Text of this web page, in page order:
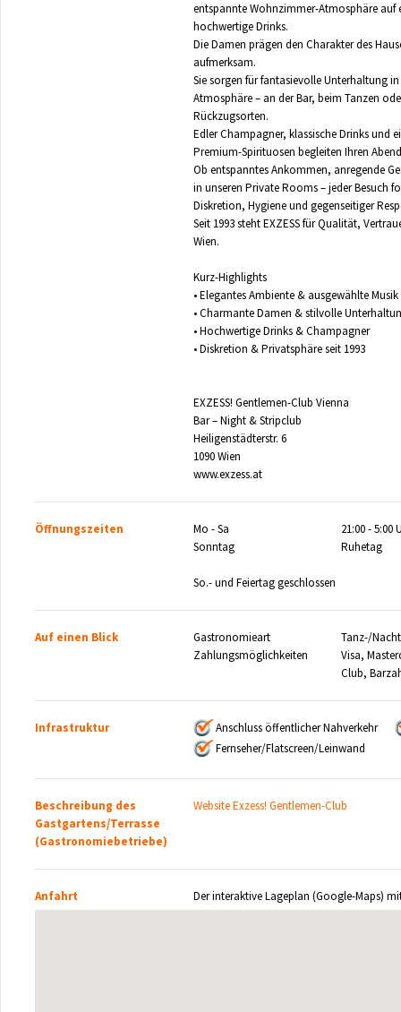
entspannte Wohnzimmer-Atmosphäre auf
hochwertige Drinks.
Die Damen prägen den Charakter des
aufmerksam.
Sie sorgen für fantasievolle Unterhaltung
Atmosphäre – an der Bar, beim Tanzen
Rückzugsorten.
Edler Champagner, klassische Drinks und
Premium-Spirituosen begleiten Ihren
Ob entspanntes Ankommen, anregende
in unseren Private Rooms – jeder Besuch
Diskretion, Hygiene und gegenseitiger
Seit 1993 steht EXZESS für Qualität,
Wien.
Kurz-Highlights
• Elegantes Ambiente & ausgewählte Musik
• Charmante Damen & stilvolle
• Hochwertige Drinks & Champagner
• Diskretion & Privatsphäre seit 1993
EXZESS! Gentlemen-Club Vienna
Bar – Night & Stripclub
Heiligenstädterstr. 6
1090 Wien
www.exzess.at
Öffnungszeiten Mo - Sa
21:00 - 5:00
Sonntag
Ruhetag
So.- und Feiertag geschlossen
Auf einen Blick Gastronomieart
Tanz-/
Zahlungsmöglichkeiten
Visa,
Club,
Infrastruktur
Anschluss öffentlicher Nahverkehr
Fernseher/Flatscreen/Leinwand
Beschreibung des
Gastgartens/Terrasse
(Gastronomiebetriebe)
Website Exzess! Gentlemen-Club
Anfahrt Der interaktive Lageplan (Google-Maps)